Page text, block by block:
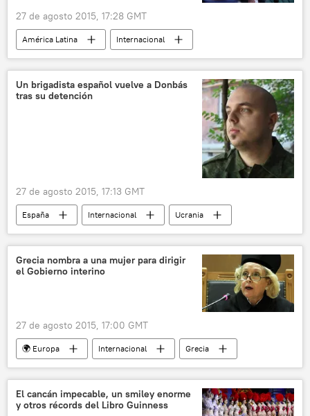
27 de agosto 2015, 17:28 GMT
América Latina
Internacional
Uruguay
Tabaré Vázquez
María Julia Muñoz
Danilo Astori
Gobierno de Uruguay
Federación Nacional de Profesores de Enseñanza Secundaria (Fenapes)
Un brigadista español vuelve a Donbás
tras su detención
27 de agosto 2015, 17:13 GMT
España Internacional
Ucrania
Héctor Arroyo
Situación en Donbás (verano de 2015)
noticias
Grecia nombra a una mujer para dirigir
el Gobierno interino
27 de agosto 2015, 17:00 GMT
🌍 Europa Internacional
Grecia
Vasilikí Tanu-Jristofilu
Prokopis Pavlópulos
Alexis Tsipras
noticias
El cancán impecable, un smiley enorme
y otros récords del Libro Guinness